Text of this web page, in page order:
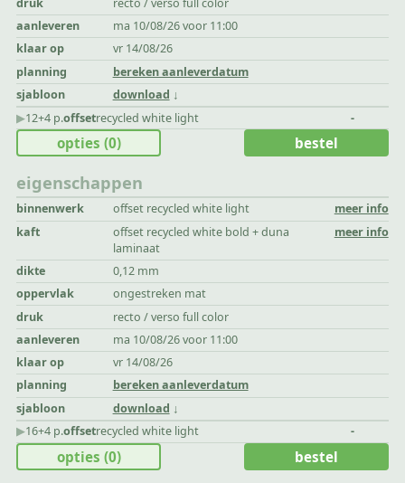
aanleveren
ma 10/08/26 voor 11:00
klaar op
vr 14/08/26
planning
bereken aanleverdatum
sjabloon
download
▶︎12+4 p.offsetrecycled white light -
eigenschappen
binnenwerk offset recycled white light
meer info
kaft
offset recycled white bold + duna
laminaat
meer info
dikte
0,12 mm
oppervlak
ongestreken mat
druk
recto / verso full color
aanleveren
ma 10/08/26 voor 11:00
klaar op
vr 14/08/26
planning
bereken aanleverdatum
sjabloon
download
opties (0) bestel
▶︎16+4 p.offsetrecycled white light -
opties (0) bestel